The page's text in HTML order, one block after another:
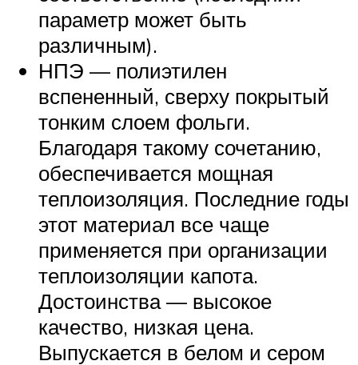
параметр может быть
различным).
НПЭ — полиэтилен
вспененный, сверху покрытый
тонким слоем фольги.
Благодаря такому сочетанию,
обеспечивается мощная
теплоизоляция. Последние годы
этот материал все чаще
применяется при организации
теплоизоляции капота.
Достоинства — высокое
качество, низкая цена.
Выпускается в белом и сером